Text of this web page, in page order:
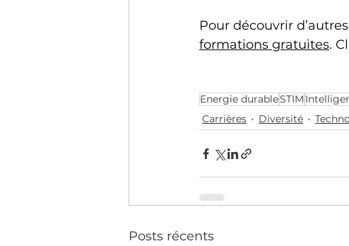
Pour découvrir
formations gratuites.
Energie durableSTIM
Carrières
Diversité
Posts récents